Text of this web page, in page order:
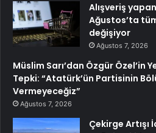
Alışveriş
Ağustos’ta
değişiyor
Ağustos 7, 2026
Müslim Sarı’dan Özgür Özel’in
Tepki: “Atatürk’ün Partisinin
Vermeyeceğiz”
Ağustos 7, 2026
Çekirge Artışı